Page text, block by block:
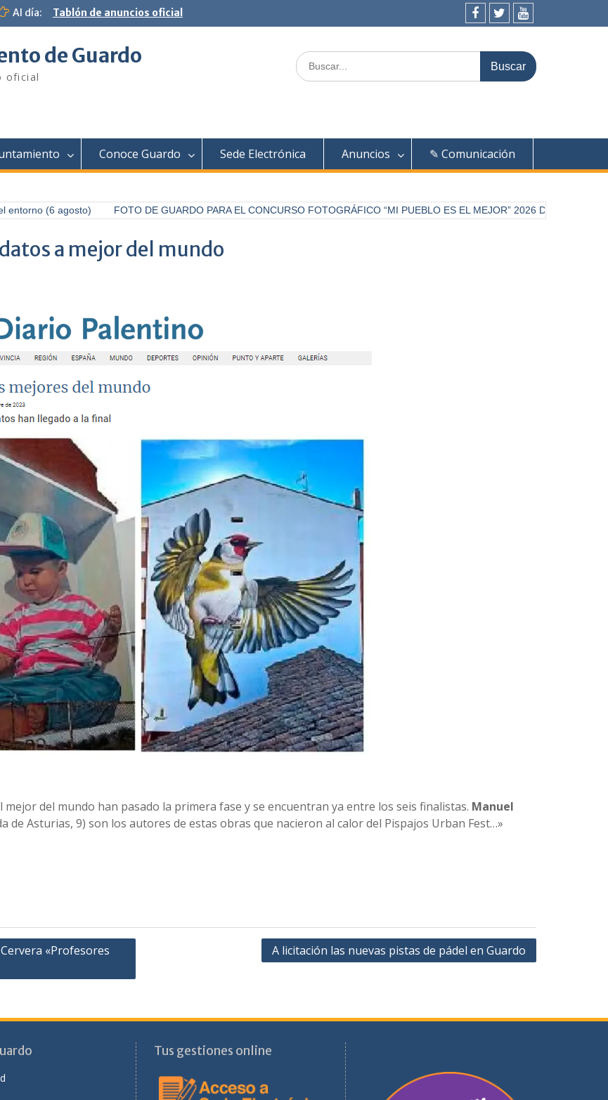
Al día:
Tablón de anuncios oficial
Facebook
TwitterYoutube
de Guardo
oficial
Buscar:
Conoce Guardo Sede Electrónica Anuncios ✎ Comunicación
(6 agosto) FOTO DE GUARDO PARA EL CONCURSO FOTOGRÁFICO “MI PUEBLO ES EL MEJOR” 2026 DE DIARIO
a mejor del mundo
del mundo han pasado la primera fase y se encuentran ya entre los seis finalistas. Manuel
de Asturias, 9) son los autores de estas obras que nacieron al calor del Pispajos Urban Fest…»
«Profesores
A licitación las nuevas pistas de pádel en Guardo
Tus gestiones online